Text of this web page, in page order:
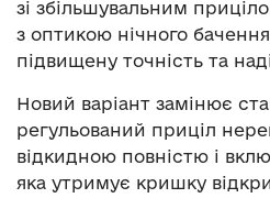
зі збільшувальним
з оптикою нічного
підвищену точність та
Новий варіант замінює
регульований приціл
відкидною повністю і
яка утримує кришку